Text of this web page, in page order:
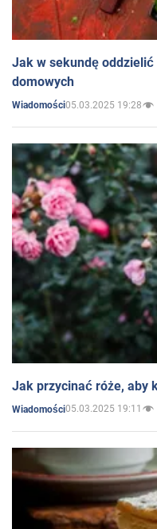
Jak w sekundę
domowych
Wiadomości05.03.2025 19:28
Jak przycinać róże, aby
Wiadomości05.03.2025 19:11